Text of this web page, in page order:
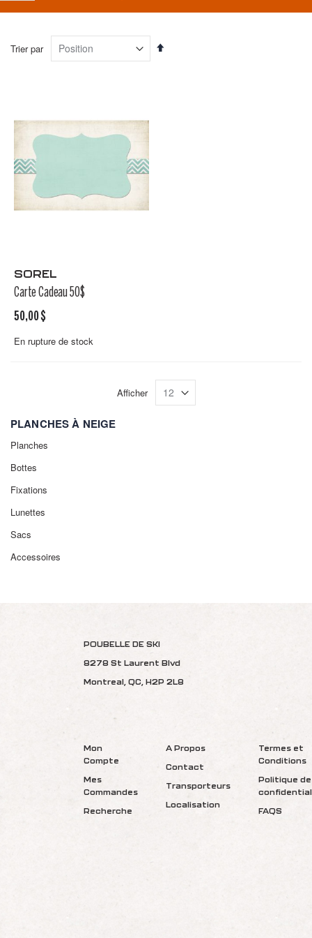
Trier par
Par
SOREL
Carte Cadeau 50$
50,00 $
En rupture de stock
Afficher
PLANCHES À NEIGE
Planches
Bottes
Fixations
Lunettes
Sacs
Accessoires
Filtrer
POUBELLE DE SKI
8278 St Laurent Blvd
Montreal, QC, H2P 2L8
Mon
Compte
Mes
Commandes
Recherche
A Propos
Contact
Transporteurs
Localisation
Termes et
Conditions
Politique de
FAQS